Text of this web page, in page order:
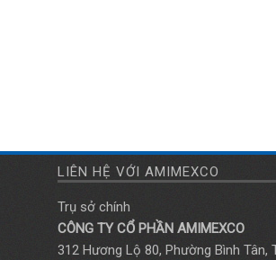
LIÊN HỆ VỚI AMIMEXCO
Trụ sở chính
CÔNG TY CỔ PHẦN AMIMEXCO
312 Hương Lộ 80, Phường Bình Tân,